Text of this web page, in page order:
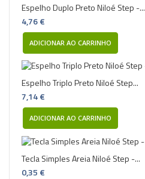
Espelho Duplo Preto Niloé Step -...
4,76 €
ADICIONAR AO CARRINHO
Espelho Triplo Preto Niloé Step...
7,14 €
ADICIONAR AO CARRINHO
Tecla Simples Areia Niloé Step -...
0,35 €